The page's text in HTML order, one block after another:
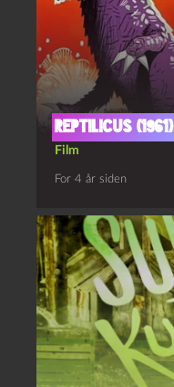
Reptilicus (1961)
Film
For 4 år siden